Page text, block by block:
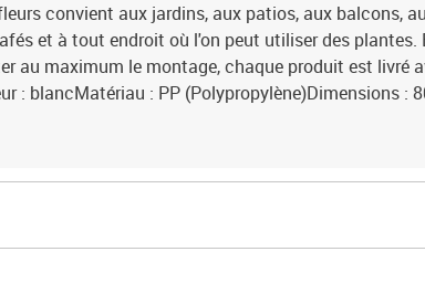
convient aux jardins, aux patios, aux balcons,
et à tout endroit où l'on peut utiliser des plantes.
au maximum le montage, chaque produit est livré
: blancMatériau : PP (Polypropylène)Dimensions :